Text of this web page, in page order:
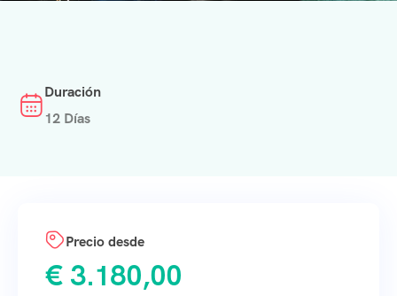
Duración
12 Días
Precio desde
€ 3.180,00